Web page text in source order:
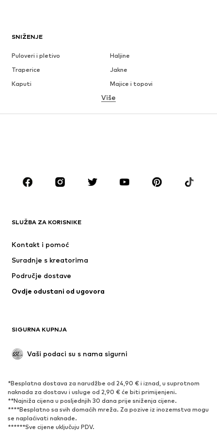
SNIŽENJE
Puloveri i pletivo
Haljine
Traperice
Jakne
Kaputi
Majice i topovi
Donje rublje
Suknje
Bluze i tunike
Dodaci
Premium
Novo
Donje rublje
Kaputi
Posebne prigode
Ekskluzivno
OBUĆA
Novo
Popularno
Tenisice
Više
SLUŽBA ZA KORISNIKE
Kontakt i pomoć
Suradnje s kreatorima
Područje dostave
Ovdje odustani od ugovora
SIGURNA KUPNJA
Vaši podaci su s nama sigurni
*Besplatna dostava za narudžbe od 24,90 € i iznad, u suprotnom
naknada za dostavu i usluge od 2,90 € će biti primijenjeni.
**Najniža cijena u posljednjih 30 dana prije sniženja cijene.
****Besplatno sa svih domaćih mreža. Za pozive iz inozemstva mogu
se naplaćivati ​​naknade.
******Sve cijene uključuju PDV.